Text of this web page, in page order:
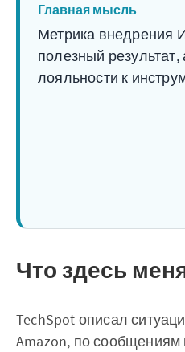
Главная мысль
Метрика внедрения
полезный
лояльности к
Что здесь
TechSpot описал
Amazon, по сообщениям